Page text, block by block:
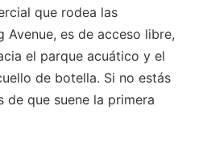
que rodea las
Avenue, es de acceso libre,
el parque acuático y el
de botella. Si no estás
que suene la primera